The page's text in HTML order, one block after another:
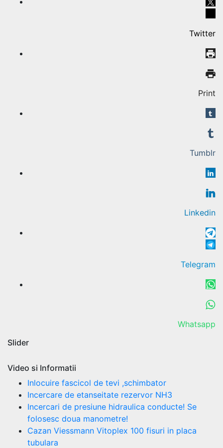
Twitter
Print
Tumblr
Linkedin
Telegram
Whatsapp
Slider
Video si Informatii
Inlocuire fascicol de tevi ,schimbator
Incercare de etanseitate rezervor NH3
Incercari de presiune hidraulica conducte! Se
folosesc doua manometre!
Cazan Viessmann Vitoplex 100 fisuri in placa
tubulara